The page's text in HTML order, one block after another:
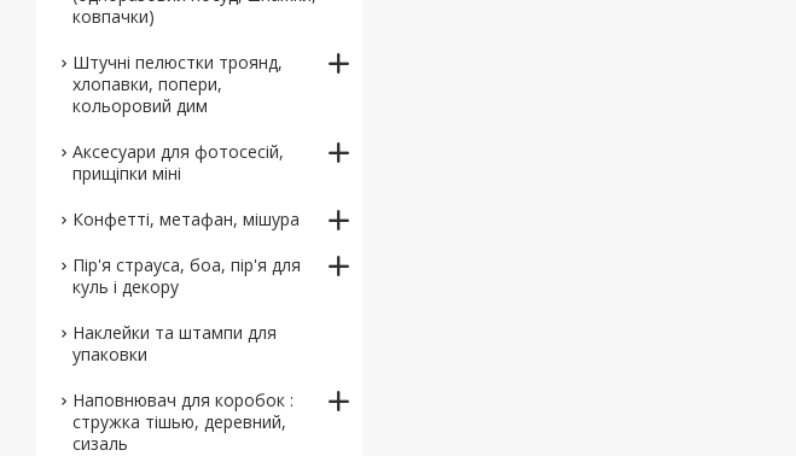
ковпачки)
Штучні пелюстки троянд,
хлопавки, попери,
кольоровий дим
Аксесуари для фотосесій,
прищіпки міні
Конфетті, метафан, мішура
Пір'я страуса, боа, пір'я для
куль і декору
Наклейки та штампи для
упаковки
Наповнювач для коробок :
стружка тішью, деревний,
сизаль